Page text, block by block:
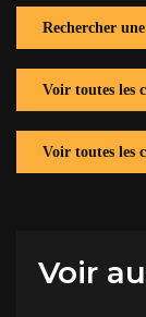
Rechercher
Voir toutes les
Voir toutes les
Voir